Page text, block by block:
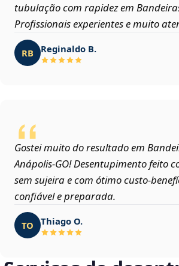
tubulação com rapidez em
Profissionais experientes e muito
RB Reginaldo B.
Gostei muito do resultado em
Anápolis‑GO! Desentupimento feito
sem sujeira e com ótimo custo-
confiável e preparada.
TO Thiago O.